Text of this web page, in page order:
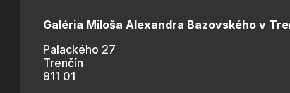
Galéria Miloša Alexandra Bazovského v
Palackého 27
Trenčín
911 01